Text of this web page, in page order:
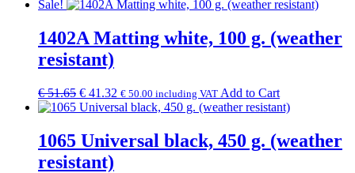
Sale!
1402A Matting white, 100 g. (weather
resistant)
€51.65 Original
price
€ 51.65.
€ 41.32 Current
price
€ 41.32.
€ 50.00 including VAT Add to Cart
1065 Universal black, 450 g. (weather
resistant)